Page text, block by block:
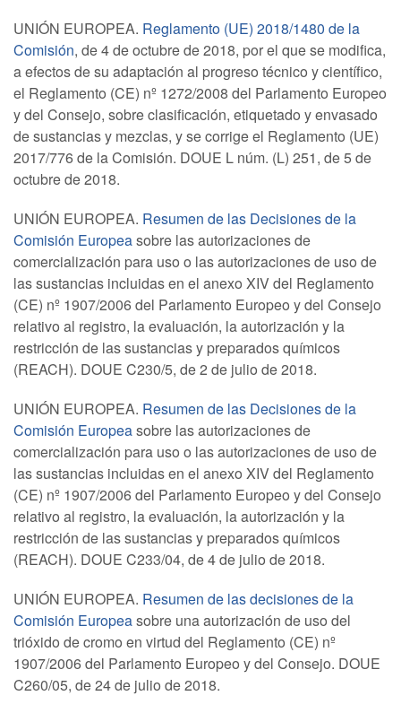
UNIÓN EUROPEA. Reglamento (UE) 2018/1480 de la
Comisión, de 4 de octubre de 2018, por el que se modifica,
a efectos de su adaptación al progreso técnico y científico,
el Reglamento (CE) nº 1272/2008 del Parlamento Europeo
y del Consejo, sobre clasificación, etiquetado y envasado
de sustancias y mezclas, y se corrige el Reglamento (UE)
2017/776 de la Comisión. DOUE L núm. (L) 251, de 5 de
octubre de 2018.
UNIÓN EUROPEA. Resumen de las Decisiones de la
Comisión Europeasobre las autorizaciones de
comercialización para uso o las autorizaciones de uso de
las sustancias incluidas en el anexo XIV del Reglamento
(CE) nº 1907/2006 del Parlamento Europeo y del Consejo
relativo al registro, la evaluación, la autorización y la
restricción de las sustancias y preparados químicos
(REACH). DOUE C230/5, de 2 de julio de 2018.
UNIÓN EUROPEA. Resumen de las Decisiones de la
Comisión Europeasobre las autorizaciones de
comercialización para uso o las autorizaciones de uso de
las sustancias incluidas en el anexo XIV del Reglamento
(CE) nº 1907/2006 del Parlamento Europeo y del Consejo
relativo al registro, la evaluación, la autorización y la
restricción de las sustancias y preparados químicos
(REACH). DOUE C233/04, de 4 de julio de 2018.
UNIÓN EUROPEA. Resumen de las decisiones de la
Comisión Europeasobre una autorización de uso del
trióxido de cromo en virtud del Reglamento (CE) nº
1907/2006 del Parlamento Europeo y del Consejo. DOUE
C260/05, de 24 de julio de 2018.